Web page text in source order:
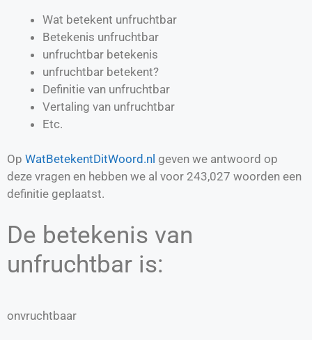
Wat betekent unfruchtbar
Betekenis unfruchtbar
unfruchtbar betekenis
unfruchtbar betekent?
Definitie van unfruchtbar
Vertaling van unfruchtbar
Etc.
Op WatBetekentDitWoord.nl geven we antwoord op
deze vragen en hebben we al voor 243,027 woorden een
definitie geplaatst.
De betekenis van
unfruchtbar is:
onvruchtbaar